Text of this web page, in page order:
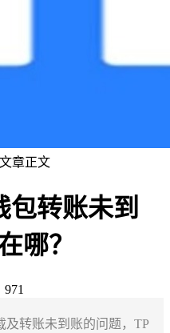
章正文
包转账未到
哪？
及转账未到账的问题，TP